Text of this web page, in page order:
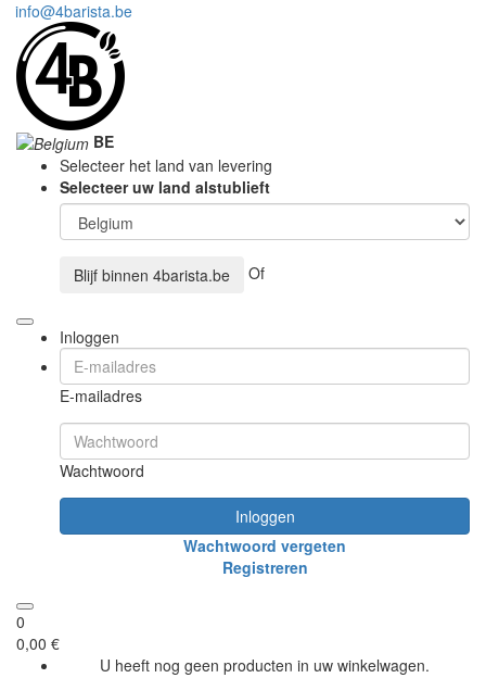
info@4barista.be
BE
Selecteer het land van levering
Selecteer uw land alstublieft
Blijf binnen 4barista.be Of
Inloggen
E-mailadres
Wachtwoord
Inloggen
Wachtwoord vergeten
Registreren
0
0,00 €
U heeft nog geen producten in uw winkelwagen.